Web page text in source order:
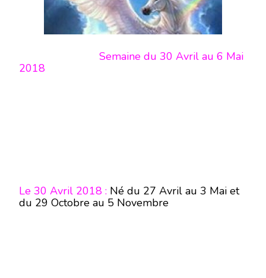
Semaine du 30 Avril au 6 Mai
2018
Le 30 Avril 2018 : Né du 27 Avril au 3 Mai et
du 29 Octobre au 5 Novembre